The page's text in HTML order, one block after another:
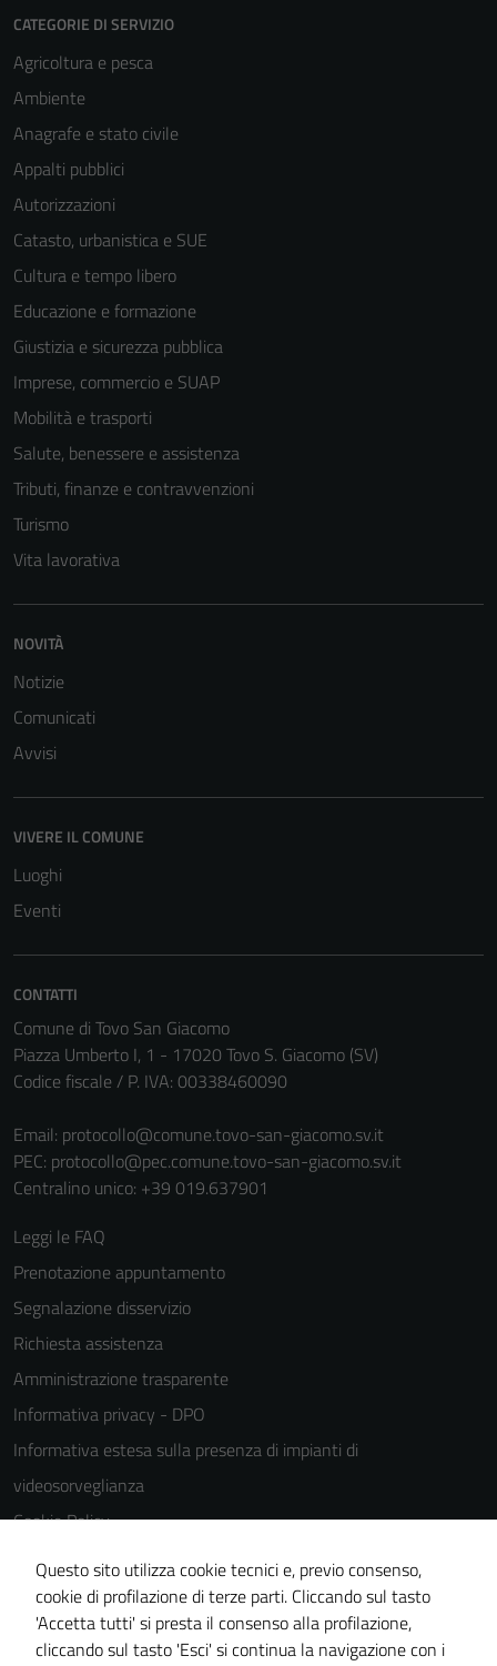
CATEGORIE DI SERVIZIO
Agricoltura e pesca
Ambiente
Anagrafe e stato civile
Appalti pubblici
Autorizzazioni
Catasto, urbanistica e SUE
Cultura e tempo libero
Educazione e formazione
Giustizia e sicurezza pubblica
Imprese, commercio e SUAP
Mobilità e trasporti
Salute, benessere e assistenza
Tributi, finanze e contravvenzioni
Turismo
Vita lavorativa
NOVITÀ
Notizie
Comunicati
Avvisi
VIVERE IL COMUNE
Luoghi
Eventi
CONTATTI
Comune di Tovo San Giacomo
Piazza Umberto I, 1 - 17020 Tovo S. Giacomo (SV)
Codice fiscale / P. IVA: 00338460090
Email: protocollo@comune.tovo-san-giacomo.sv.it
PEC: protocollo@pec.comune.tovo-san-giacomo.sv.it
Centralino unico: +39 019.637901
Leggi le FAQ
Prenotazione appuntamento
Segnalazione disservizio
Richiesta assistenza
Amministrazione trasparente
Informativa privacy - DPO
Informativa estesa sulla presenza di impianti di
videosorveglianza
Cookie Policy
Note legali
Dichiarazione di accessibilità
Piano di miglioramento del sito
Questo sito utilizza cookie tecnici e, previo consenso,
cookie di profilazione di terze parti. Cliccando sul tasto
'Accetta tutti' si presta il consenso alla profilazione,
cliccando sul tasto 'Esci' si continua la navigazione con i